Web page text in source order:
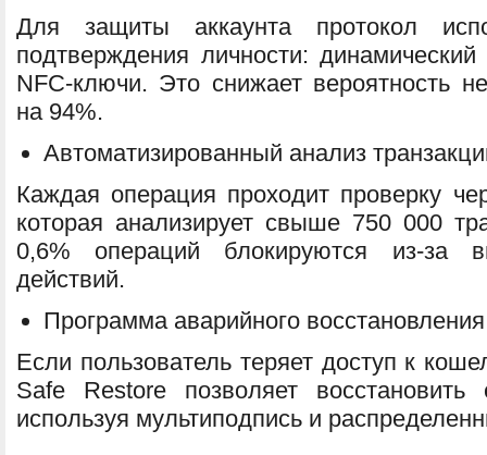
Для защиты аккаунта протокол
подтверждения личности:
NFC-ключи. Это снижает вероятность
на 94%.
Автоматизированный анализ
Каждая операция проходит проверку
которая анализирует свыше 750 000
0,6% операций блокируются из-за
действий.
Программа аварийного восстановления
Если пользователь теряет доступ к
Safe Restore позволяет
используя мультиподпись и